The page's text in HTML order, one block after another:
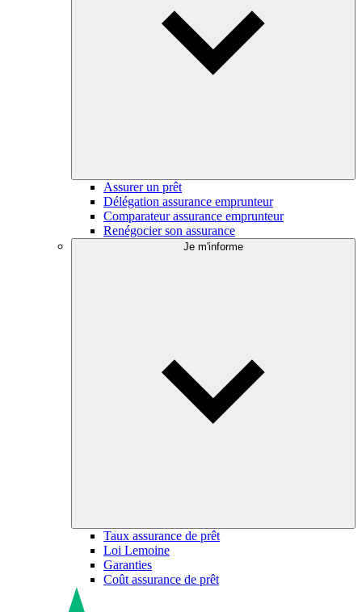
Assurer un prêt
Délégation assurance emprunteur
Comparateur assurance emprunteur
Renégocier son assurance
Je m'informe
Taux assurance de prêt
Loi Lemoine
Garanties
Coût assurance de prêt